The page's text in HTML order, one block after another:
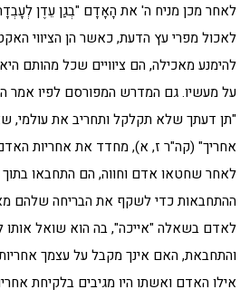
לאחר מכן מניח ה' את הָאָדָם "בְגַן עֵדֶן
לאכול מפרי עץ הדעת, כאשר הן הציווי
להימנע מאכילה, הם ציוויים שכל מהותם
על מעשיו. גם המדרש המפורסם לפיו אמר
"תן דעתך שלא תקלקל ותחריב את עולמי,
אחריך" (קה"ר ז, א), מחדד את אחריות
לאחר שחטאו אדם וחווה, הם התחבאו בתוך
ההתחבאות כדי לשקף את הבריחה שלהם
לאדם בשאלה "אייכה", בה הוא שואל
והתחבאת, האם אינך מקבל על עצמך
אילו האדם ואשתו היו מגיבים בלקיחת